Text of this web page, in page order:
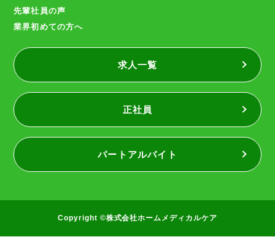
先輩社員の声
業界初めての方へ
求人一覧
正社員
パートアルバイト
Copyright ©株式会社ホームメディカルケア